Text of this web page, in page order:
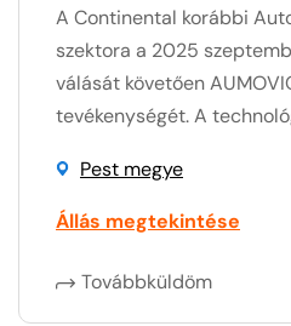
A Continental korábbi
szektora a 2025
válását követően
tevékenységét. A
Pest megye
Állás megtekintése
Továbbküldöm